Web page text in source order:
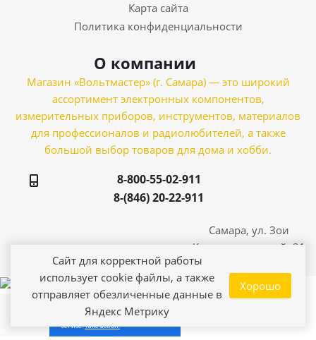
Карта сайта
Политика конфиденциальности
О компании
Магазин «Вольтмастер» (г. Самара) — это широкий
ассортимент электронных компонентов,
измерительных приборов, инструментов, материалов
для профессионалов и радиолюбителей, а также
большой выбор товаров для дома и хобби.
8-800-55-02-911
8-(846) 20-22-911
Самара, ул. Зои
Космодемьянской, 21
Сайт для корректной работы
использует cookie файлы, а также
отправляет обезличенные данные в
Яндекс Метрику
Хорошо